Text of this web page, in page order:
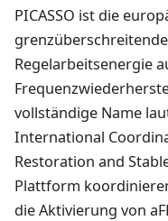
PICASSO ist die
Regelarbeitsenergie
vollständige Name
International
Restoration and
Plattform
die Aktivierung von